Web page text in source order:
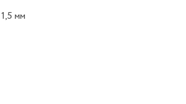
мм